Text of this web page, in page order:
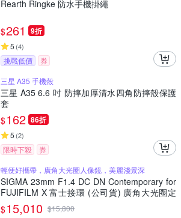
Rearth Ringke 防水手機掛繩
$261 9折
5 (4)
挑戰低價
券
三星 A35 手機殼
三星 A35 6.6 吋 防摔加厚清水四角防摔殼保護
套
$162 86折
5 (2)
限時下殺
券
輕便好攜帶，廣角大光圈人像鏡，美麗淺景深
SIGMA 23mm F1.4 DC DN Contemporary for
FUJIFILM X 富士接環 (公司貨) 廣角大光圈定
焦鏡 人像鏡 APS-C 無反微單眼專用鏡頭
$15,010 $15,800